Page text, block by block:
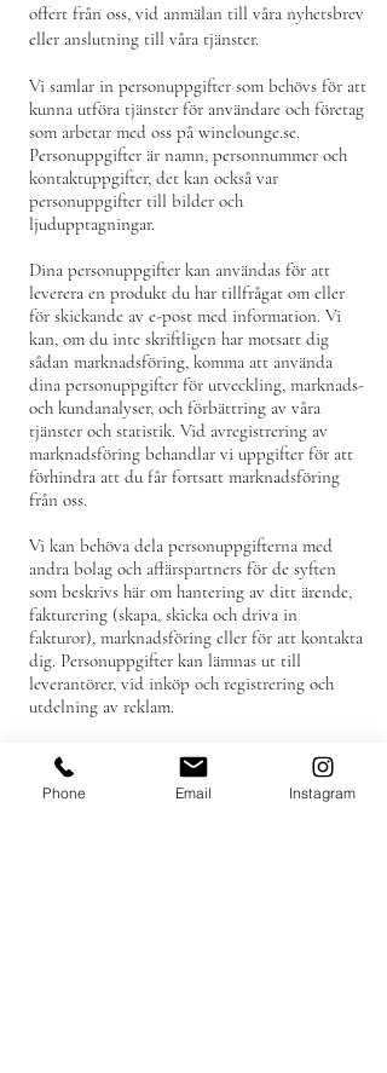
offert från oss, vid anmälan till våra nyhetsbrev
eller anslutning till våra tjänster.
Vi samlar in personuppgifter som behövs för att
kunna utföra tjänster för användare och företag
som arbetar med oss på winelounge.se.
Personuppgifter är namn, personnummer och
kontaktuppgifter, det kan också var
personuppgifter till bilder och
ljudupptagningar.
Dina personuppgifter kan användas för att
leverera en produkt du har tillfrågat om eller
för skickande av e-post med information. Vi
kan, om du inte skriftligen har motsatt dig
sådan marknadsföring, komma att använda
dina personuppgifter för utveckling, marknads-
och kundanalyser, och förbättring av våra
tjänster och statistik. Vid avregistrering av
marknadsföring behandlar vi uppgifter för att
förhindra att du får fortsatt marknadsföring
från oss.
Vi kan behöva dela personuppgifterna med
andra bolag och affärspartners för de syften
som beskrivs här om hantering av ditt ärende,
fakturering (skapa, skicka och driva in
fakturor), marknadsföring eller för att kontakta
dig. Personuppgifter kan lämnas ut till
leverantörer, vid inköp och registrering och
utdelning av reklam.
Cookies används till att ge dig som besökare
tillgång till olika funktioner. I en cookie är det
möjligt att se/följa en användares surfande och
Phone Email Instagram